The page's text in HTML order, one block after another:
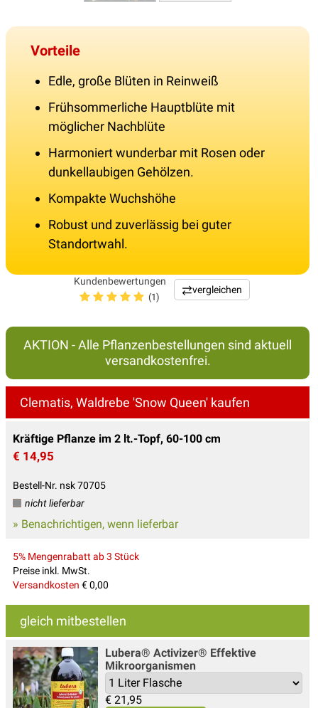
Vorteile
Edle, große Blüten in Reinweiß
Frühsommerliche Hauptblüte mit
möglicher Nachblüte
Harmoniert wunderbar mit Rosen oder
dunkellaubigen Gehölzen.
Kompakte Wuchshöhe
Robust und zuverlässig bei guter
Standortwahl.
Kundenbewertungen
(1)
vergleichen
AKTION - Alle Pflanzenbestellungen sind aktuell
versandkostenfrei.
Clematis, Waldrebe 'Snow Queen' kaufen
Kräftige Pflanze im 2 lt.-Topf, 60-100 cm
€ 14,95
Bestell-Nr. nsk 70705
nicht lieferbar
» Benachrichtigen, wenn lieferbar
5% Mengenrabatt ab 3 Stück
Preise inkl. MwSt.
Versandkosten € 0,00
gleich mitbestellen
Lubera® Activizer® Effektive
Mikroorganismen
€ 21,95